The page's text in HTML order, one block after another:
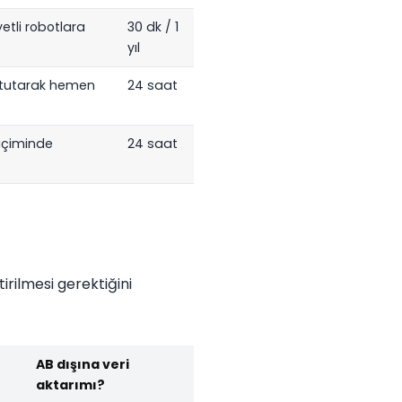
robotlara
30 dk / 1
yıl
tutarak hemen 24 saat
24 saat
gerektiğini
AB dışına veri
aktarımı?